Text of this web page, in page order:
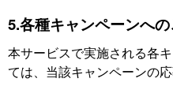
5.各種キャンペーンへ
本サービスで実施される各
ては、当該キャンペーンの